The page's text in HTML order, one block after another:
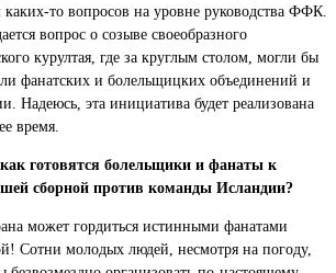
то вопросов на уровне руководства ФФК.
вопрос о созыве своеобразного
курултая, где за круглым столом, могли бы
фанатских и болельщицких объединений и
Надеюсь, эта инициатива будет реализована
время.
как готовятся болельщики и фанаты к
сборной против команды Исландии?
может гордиться истинными фанатами
Сотни молодых людей, несмотря на погоду,